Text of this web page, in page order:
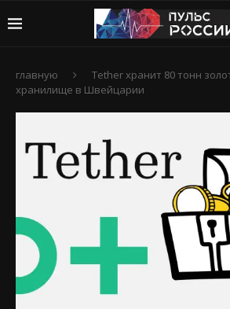
главную
Tether хранит 80 тонн
хранилище в Швейцарии